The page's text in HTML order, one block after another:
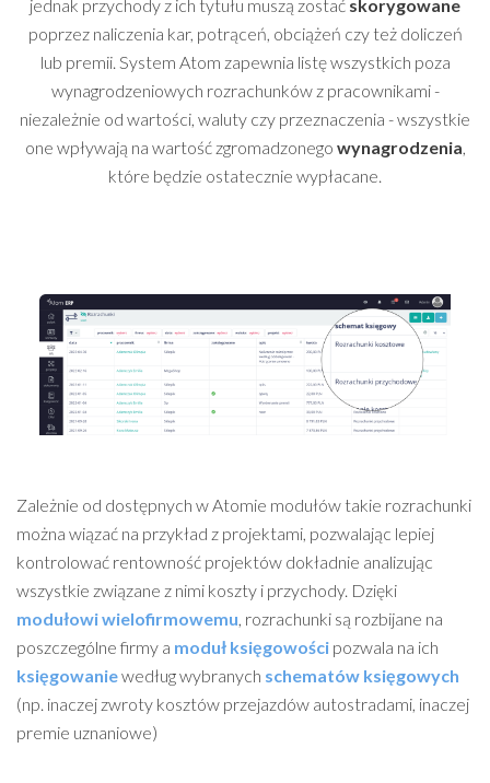
jednak przychody z ich tytułu muszą zostać skorygowane
poprzez naliczenia kar, potrąceń, obciążeń czy też doliczeń
lub premii. System Atom zapewnia listę wszystkich poza
wynagrodzeniowych rozrachunków z pracownikami -
niezależnie od wartości, waluty czy przeznaczenia - wszystkie
one wpływają na wartość zgromadzonego wynagrodzenia
które będzie ostatecznie wypłacane.
Zależnie od dostępnych w Atomie modułów takie rozrachunki
można wiązać na przykład z projektami, pozwalając lepiej
kontrolować rentowność projektów dokładnie analizując
wszystkie związane z nimi koszty i przychody. Dzięki
modułowi wielofirmowemu, rozrachunki są rozbijane na
poszczególne firmy a moduł księgowości pozwala na ich
księgowaniewedług wybranych schematów księgowych
(np. inaczej zwroty kosztów przejazdów autostradami, inaczej
premie uznaniowe)